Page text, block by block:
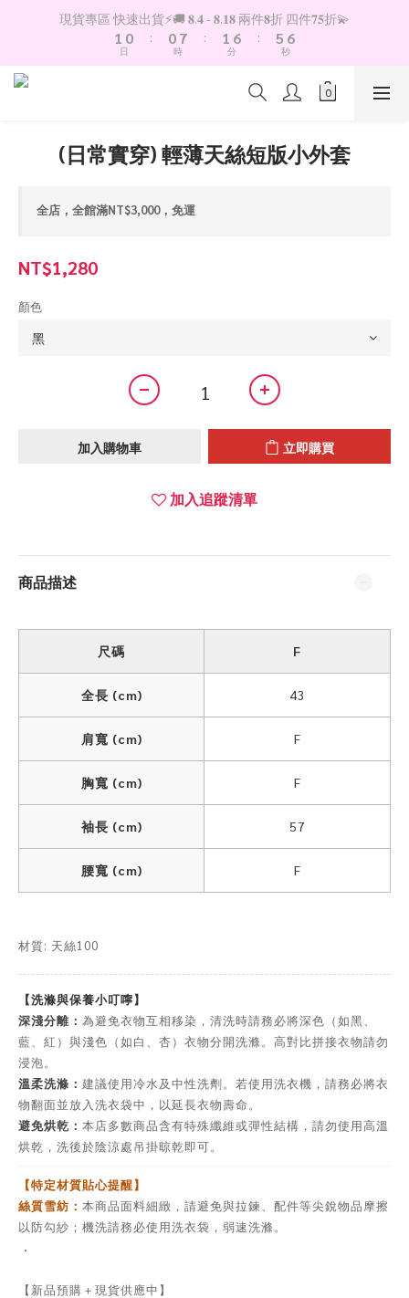
現貨專區 快速出貨⚡️🚚 𝟖.𝟒 - 𝟖.𝟏𝟖 兩件𝟖折 四件𝟕𝟓折💫
2
1
0
1
0
日
:
1
0
8
7
6
1
時
:
2
1
0
7
6
5
0
分
:
6
5
4
2
7
6
5
3
0
秒
(日常實穿) 輕薄天絲短版小外套
全店，全館滿NT$3,000，免運
NT$1,280
顏色
加入購物車 立即購買
加入追蹤清單
商品描述
尺碼 F
全長 (cm) 43
肩寬 (cm) F
胸寬 (cm) F
袖長 (cm) 57
腰寬 (cm) F
材質: 天絲100
【洗滌與保養小叮嚀】
深淺分離： 為避免衣物互相移染，清洗時請務必將深色（如黑、
藍、紅）與淺色（如白、杏）衣物分開洗滌。高對比拼接衣物請勿
浸泡。
溫柔洗滌： 建議使用冷水及中性洗劑。若使用洗衣機，請務必將衣
物翻面並放入洗衣袋中，以延長衣物壽命。
避免烘乾： 本店多數商品含有特殊纖維或彈性結構，請勿使用高溫
烘乾，洗後於陰涼處吊掛晾乾即可。
【特定材質貼心提醒】
絲質雪紡： 本商品面料細緻，請避免與拉鍊、配件等尖銳物品摩擦
以防勾紗；機洗請務必使用洗衣袋，弱速洗滌。
．
【新品預購＋現貨供應中】